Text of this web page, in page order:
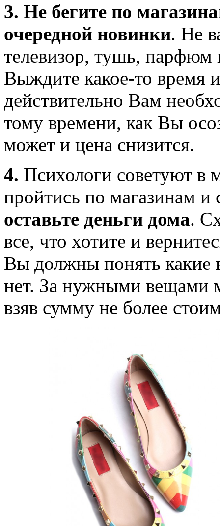
3. Не бегите по
очередной новинки. Не
телевизор, тушь, парфюм
Выждите какое-то время
действительно Вам
тому времени, как Вы
может и цена снизится.
4. Психологи советуют в
пройтись по магазинам и
оставьте деньги дома.
все, что хотите и
Вы должны понять какие
нет. За нужными вещами
взяв сумму не более